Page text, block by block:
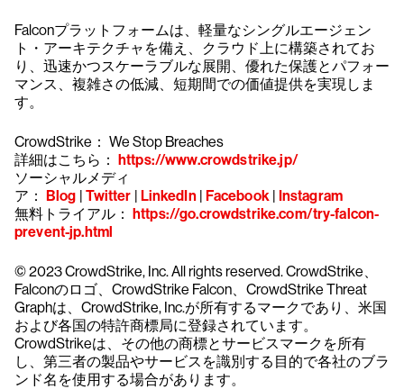
Falconプラットフォームは、軽量なシングルエージェン
ト・アーキテクチャを備え、クラウド上に構築されてお
り、迅速かつスケーラブルな展開、優れた保護とパフォー
マンス、複雑さの低減、短期間での価値提供を実現しま
す。
CrowdStrike： We Stop Breaches
詳細はこちら： https://www.crowdstrike.jp/
ソーシャルメディ
ア： Blog | Twitter | LinkedIn| Facebook| Instagram
無料トライアル： https://go.crowdstrike.com/try-falcon-
prevent-jp.html
© 2023 CrowdStrike, Inc. All rights reserved. CrowdStrike、
Falconのロゴ、CrowdStrike Falcon、CrowdStrike Threat
Graphは、CrowdStrike, Inc.が所有するマークであり、米国
および各国の特許商標局に登録されています。
CrowdStrikeは、その他の商標とサービスマークを所有
し、第三者の製品やサービスを識別する目的で各社のブラ
ンド名を使用する場合があります。